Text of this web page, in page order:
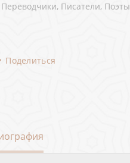
Писатели, Поэты
Поделиться